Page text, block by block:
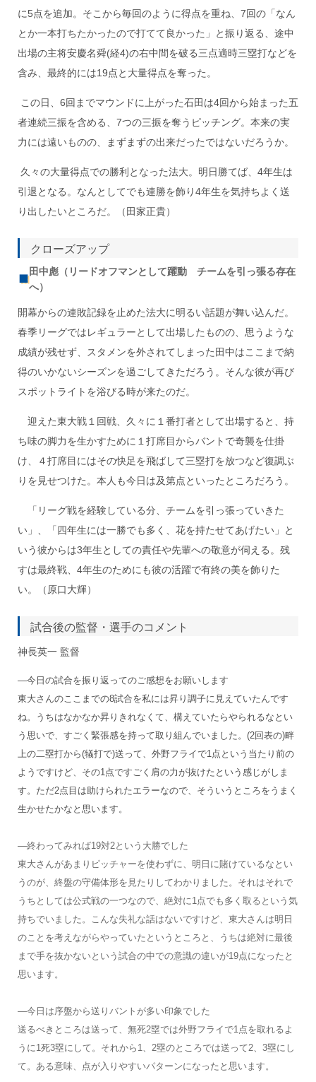
に5点を追加。そこから毎回のように得点を重ね、7回の「なん
とか一本打ちたかったので打てて良かった」と振り返る、途中
出場の主将安慶名舜(経4)の右中間を破る三点適時三塁打などを
含み、最終的には19点と大量得点を奪った。
この日、6回までマウンドに上がった石田は4回から始まった五
者連続三振を含める、7つの三振を奪うピッチング。本来の実
力には遠いものの、まずまずの出来だったではないだろうか。
久々の大量得点での勝利となった法大。明日勝てば、4年生は
引退となる。なんとしてでも連勝を飾り4年生を気持ちよく送
り出したいところだ。（田家正貴）
クローズアップ
田中彪（リードオフマンとして躍動 チームを引っ張る存在
へ）
開幕からの連敗記録を止めた法大に明るい話題が舞い込んだ。
春季リーグではレギュラーとして出場したものの、思うような
成績が残せず、スタメンを外されてしまった田中はここまで納
得のいかないシーズンを過ごしてきただろう。そんな彼が再び
スポットライトを浴びる時が来たのだ。
迎えた東大戦１回戦、久々に１番打者として出場すると、持
ち味の脚力を生かすために１打席目からバントで奇襲を仕掛
け、４打席目にはその快足を飛ばして三塁打を放つなど復調ぶ
りを見せつけた。本人も今日は及第点といったところだろう。
「リーグ戦を経験している分、チームを引っ張っていきた
い」、「四年生には一勝でも多く、花を持たせてあげたい」と
いう彼からは3年生としての責任や先輩への敬意が伺える。残
すは最終戦、4年生のためにも彼の活躍で有終の美を飾りた
い。（原口大輝）
試合後の監督・選手のコメント
神長英一 監督
―今日の試合を振り返ってのご感想をお願いします
東大さんのここまでの8試合を私には昇り調子に見えていたんです
ね。うちはなかなか昇りきれなくて、構えていたらやられるなとい
う思いで、すごく緊張感を持って取り組んでいました。(2回表の)畔
上の二塁打から(犠打で)送って、外野フライで1点という当たり前の
ようですけど、その1点ですごく肩の力が抜けたという感じがしま
す。ただ2点目は助けられたエラーなので、そういうところをうまく
生かせたかなと思います。
―終わってみれば19対2という大勝でした
東大さんがあまりピッチャーを使わずに、明日に賭けているなとい
うのが、終盤の守備体形を見たりしてわかりました。それはそれで
うちとしては公式戦の一つなので、絶対に1点でも多く取るという気
持ちでいました。こんな失礼な話はないですけど、東大さんは明日
のことを考えながらやっていたというところと、うちは絶対に最後
まで手を抜かないという試合の中での意識の違いが19点になったと
思います。
―今日は序盤から送りバントが多い印象でした
送るべきところは送って、無死2塁では外野フライで1点を取れるよ
うに1死3塁にして。それから1、2塁のところでは送って2、3塁にし
て。ある意味、点が入りやすいパターンになったと思います。